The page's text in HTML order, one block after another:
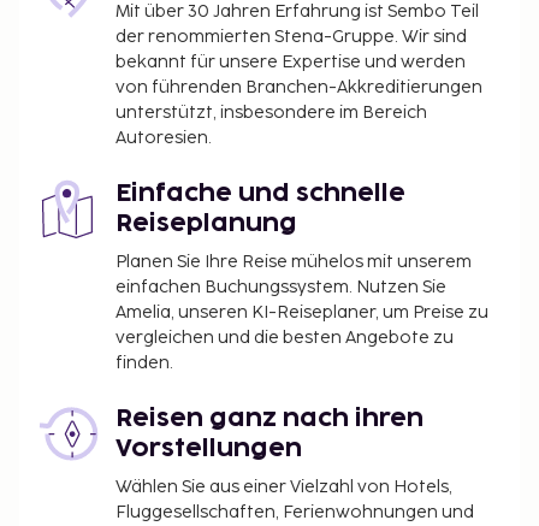
Mit über 30 Jahren Erfahrung ist Sembo Teil
der renommierten Stena-Gruppe. Wir sind
bekannt für unsere Expertise und werden
von führenden Branchen-Akkreditierungen
unterstützt, insbesondere im Bereich
Autoresien.
Einfache und schnelle
Reiseplanung
Planen Sie Ihre Reise mühelos mit unserem
einfachen Buchungssystem. Nutzen Sie
Amelia, unseren KI-Reiseplaner, um Preise zu
vergleichen und die besten Angebote zu
finden.
Reisen ganz nach ihren
Vorstellungen
Wählen Sie aus einer Vielzahl von Hotels,
Fluggesellschaften, Ferienwohnungen und